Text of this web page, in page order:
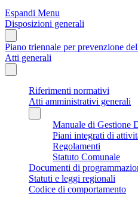
Espandi Menu
Disposizioni generali
Piano triennale per prevenzione
Atti generali
Riferimenti normativi
Atti amministrativi generali
Manuale di Gestione
Piani integrati di
Regolamenti
Statuto Comunale
Documenti di
Statuti e leggi regionali
Codice di comportamento